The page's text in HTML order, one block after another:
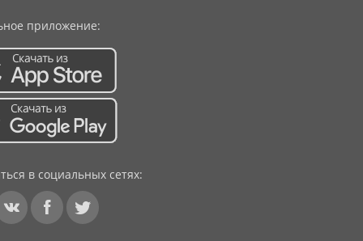
приложение:
в социальных сетях: